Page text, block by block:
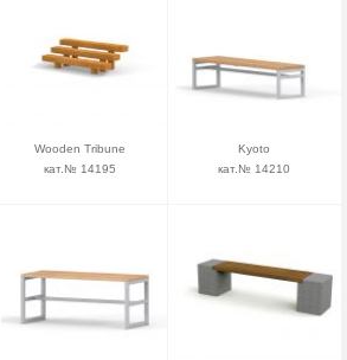
Wooden Tribune
кат.№ 14195
Kyoto
кат.№ 14210